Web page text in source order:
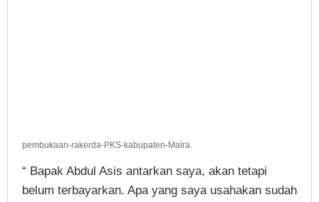
pembukaan-rakerda-PKS-kabupaten-Malra.
“ Bapak Abdul Asis antarkan saya, akan tetapi
belum terbayarkan. Apa yang saya usahakan sudah